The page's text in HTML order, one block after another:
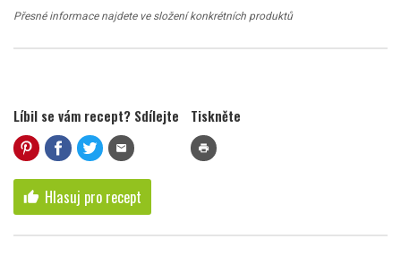
Přesné informace najdete ve složení konkrétních produktů
Líbil se vám recept? Sdílejte
mail
Tiskněte
print
thumb_up Hlasuj pro recept